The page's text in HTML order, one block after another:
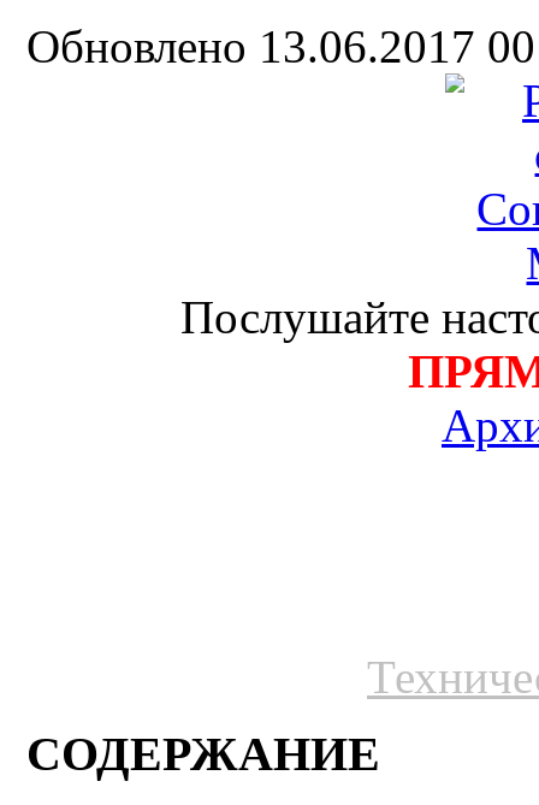
Обновлено 13.06.2017
Послушайте
СОДЕРЖАНИЕ